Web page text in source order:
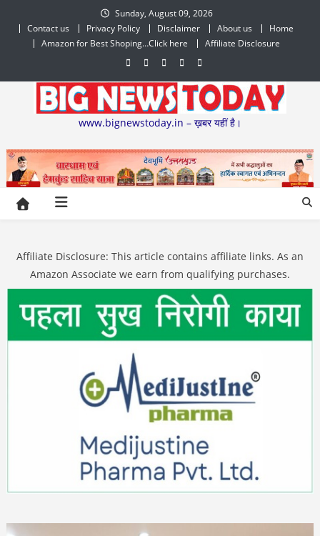
content
Sunday, August 09, 2026
Contact us
Privacy Policy Disclaimer About us
Home
Amazon for Best Shoping…Click here
Affiliate Disclosure
www.bignewstoday.in – ख़बर यहीं है।
Affiliate Disclosure: This article contains affiliate links. As an
Amazon Associate we earn from qualifying purchases.